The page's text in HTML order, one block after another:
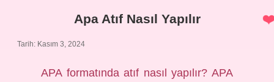
Apa Atıf Nasıl Yapılır
Tarih: Kasım 3, 2024
APA formatında atıf nasıl yapılır? APA